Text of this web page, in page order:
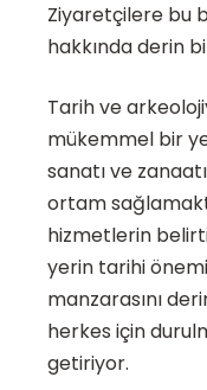
Ziyaretçilere bu
hakkında derin
Tarih ve
mükemmel bir
sanatı ve
ortam
hizmetlerin
yerin tarihi
manzarasını
herkes için
getiriyor.